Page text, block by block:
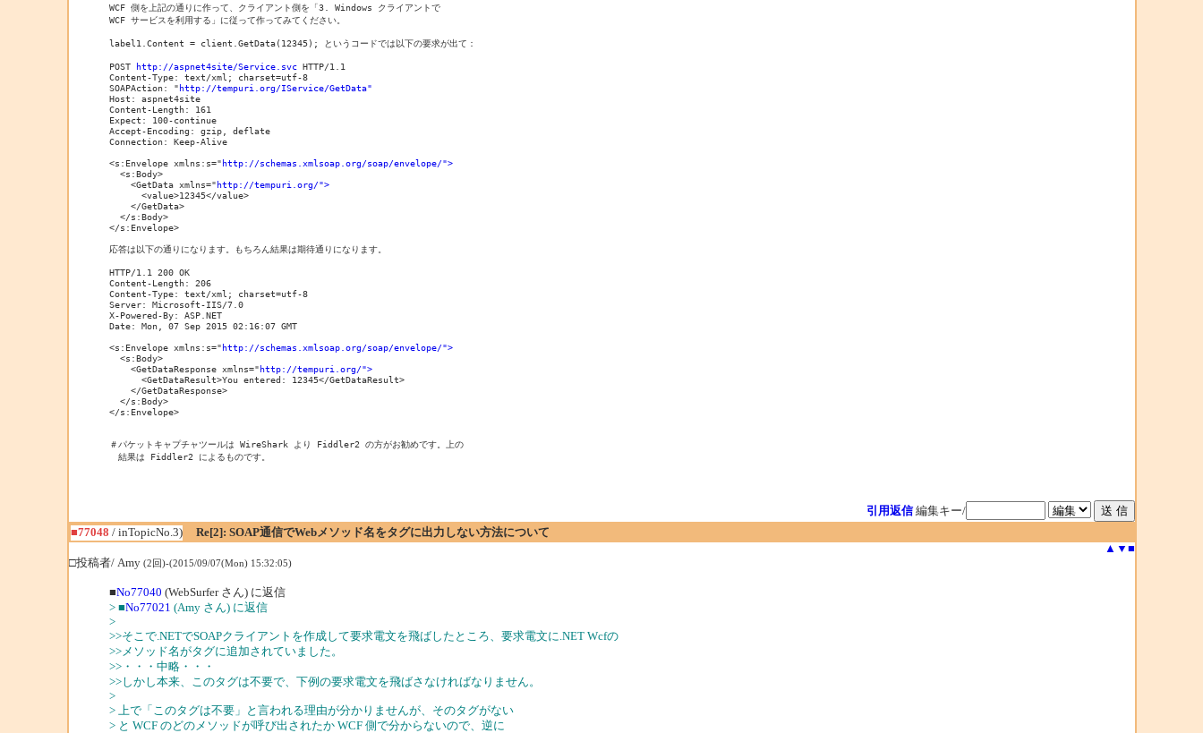
WCF 側を上記の通りに作って、クライアント側を「3. Windows クライアントで
WCF サービスを利用する」に従って作ってみてください。
label1.Content = client.GetData(12345); というコードでは以下の要求が出て：
POST http://aspnet4site/Service.svc HTTP/1.1
Content-Type: text/xml; charset=utf-8
SOAPAction: "http://tempuri.org/IService/GetData"
Host: aspnet4site
Content-Length: 161
Expect: 100-continue
Accept-Encoding: gzip, deflate
Connection: Keep-Alive
<s:Envelope xmlns:s="http://schemas.xmlsoap.org/soap/envelope/">
  <s:Body>
    <GetData xmlns="
http://tempuri.org/">
      <value>12345</value>
    </GetData>
  </s:Body>
</s:Envelope>
応答は以下の通りになります。もちろん結果は期待通りになります。
HTTP/1.1 200 OK
Content-Length: 206
Content-Type: text/xml; charset=utf-8
Server: Microsoft-IIS/7.0
X-Powered-By: ASP.NET
Date: Mon, 07 Sep 2015 02:16:07 GMT
<s:Envelope xmlns:s="http://schemas.xmlsoap.org/soap/envelope/">
  <s:Body>
    <GetDataResponse xmlns="
http://tempuri.org/">
      <GetDataResult>You entered: 12345</GetDataResult>
    </GetDataResponse>
  </s:Body>
</s:Envelope>
＃パケットキャプチャツールは WireShark より Fiddler2 の方がお勧めです。上の
結果は Fiddler2 によるものです。
引用返信 編集キー/
■77048 / inTopicNo.3)
Re[2]: SOAP通信でWebメソッド名をタグに出力しない方法について
▲ ▼ ■
□投稿者/ Amy (2回)-(2015/09/07(Mon) 15:32:05)
■No77040 (WebSurfer さん) に返信
> ■No77021 (Amy さん) に返信
>
>>そこで.NETでSOAPクライアントを作成して要求電文を飛ばしたところ、要求電文に.NET Wcfの
>>メソッド名がタグに追加されていました。
>>・・・中略・・・
>>しかし本来、このタグは不要で、下例の要求電文を飛ばさなければなりません。
>
> 上で「このタグは不要」と言われる理由が分かりませんが、そのタグがない
> と WCF のどのメソッドが呼び出されたか WCF 側で分からないので、逆に